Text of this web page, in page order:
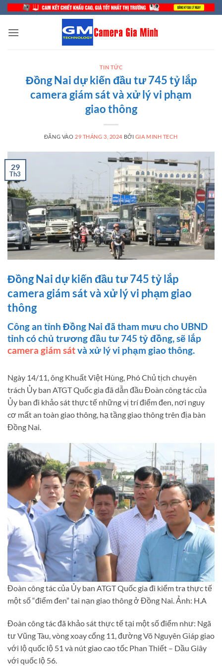
Bỏ
qua
nội
TIN TỨC
Đồng Nai dự kiến đầu tư 745 tỷ lắp
camera giám sát và xử lý vi phạm
giao thông
ĐĂNG VÀO 29 THÁNG 3, 2024 BỞI GIA MINH TECH
29
Th3
Đồng Nai dự kiến đầu tư 745 tỷ lắp
camera giám sát và xử lý vi phạm giao
thông
Công an tỉnh Đồng Nai đã tham mưu cho UBND
tỉnh có chủ trương đầu tư 745 tỷ đồng, sẽ lắp
camera giám sátvà xử lý vi phạm giao thông.
Ngày 14/11, ông Khuất Việt Hùng, Phó Chủ tịch chuyên
trách Ủy ban ATGT Quốc gia đã dẫn đầu Đoàn công tác của
Ủy ban đi khảo sát thực tế những vị trí điểm đen, nơi nguy
cơ mất an toàn giao thông, hạ tầng giao thông trên địa bàn
Đồng Nai.
Đoàn công tác của Ủy ban ATGT Quốc gia đi kiểm tra thực tế
một số “điểm đen” tai nạn giao thông ở Đồng Nai. Ảnh: H.A
Đoàn công tác đã khảo sát thực tế tại một số điểm như: Ngã
tư Vũng Tàu, vòng xoay cổng 11, đường Võ Nguyên Giáp giao
với lộ quốc lộ 51 và nút giao cao tốc Phan Thiết – Dầu Giây
với quốc lộ 56.